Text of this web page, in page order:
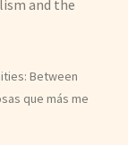
and the
Between
que más me